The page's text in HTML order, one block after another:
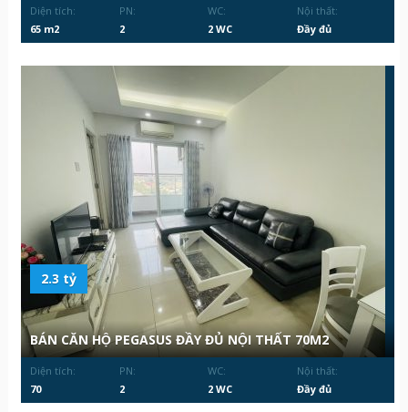
Diện tích:
65 m2
PN:
2
WC:
2 WC
Nội thất:
Đầy đủ
2.3 tỷ
BÁN CĂN HỘ PEGASUS ĐẦY ĐỦ NỘI THẤT 70M2
Diện tích:
70
PN:
2
WC:
2 WC
Nội thất:
Đầy đủ